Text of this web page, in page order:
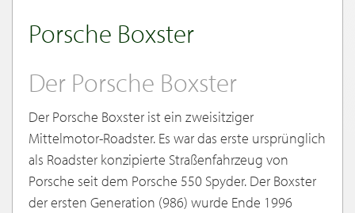
Porsche Boxster
Der Porsche Boxster
Der Porsche Boxster ist ein zweisitziger
Mittelmotor-Roadster. Es war das erste ursprünglich
als Roadster konzipierte Straßenfahrzeug von
Porsche seit dem Porsche 550 Spyder. Der Boxster
der ersten Generation (986) wurde Ende 1996